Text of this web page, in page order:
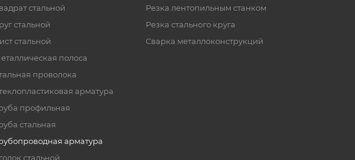
стальной
стальной
стальной
полоса
проволока
арматура
профильная
стальная
арматура
стальной
Резка лентопильным станком
Резка стального круга
Сварка металлоконструкций